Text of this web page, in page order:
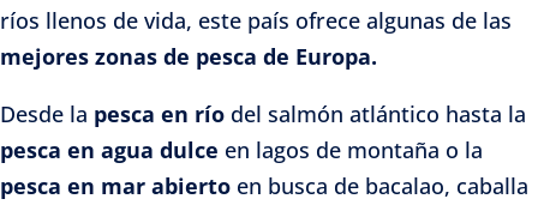
ríos llenos de vida, este país ofrece algunas de las
mejores zonas de pesca de Europa.
Desde la pesca en río del salmón atlántico hasta la
pesca en agua dulce en lagos de montaña o la
pesca en mar abierto en busca de bacalao, caballa